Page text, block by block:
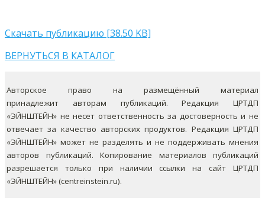
Скачать публикацию [38.50 KB]
ВЕРНУТЬСЯ В КАТАЛОГ
Авторское право на размещённый материал
принадлежит авторам публикаций. Редакция ЦРТДП
«ЭЙНШТЕЙН» не несет ответственность за достоверность и не
отвечает за качество авторских продуктов. Редакция ЦРТДП
«ЭЙНШТЕЙН» может не разделять и не поддерживать мнения
авторов публикаций. Копирование материалов публикаций
разрешается только при наличии ссылки на сайт ЦРТДП
«ЭЙНШТЕЙН» (centreinstein.ru).